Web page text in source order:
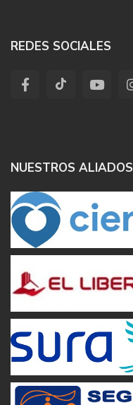
REDES SOCIALES
NUESTROS ALIADOS